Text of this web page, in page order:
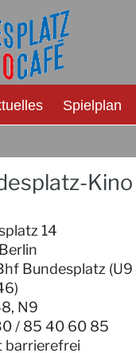
Spielplan
Kino
14
Bundesplatz (U9
N9
/ 85 40 60 85
barrierefrei